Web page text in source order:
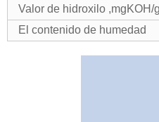
Valor de hidroxilo ,mgKOH/g
El contenido de humedad